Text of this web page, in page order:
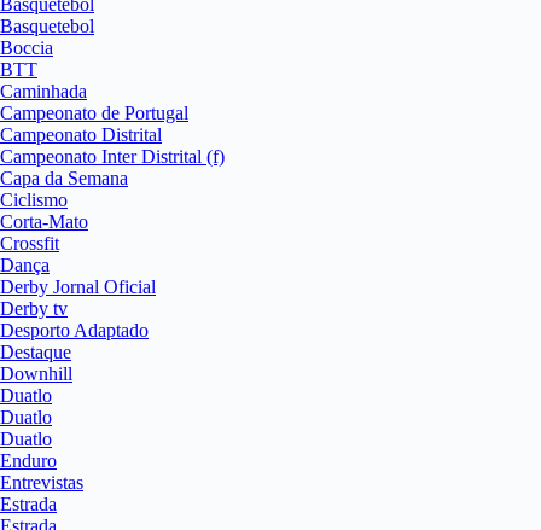
Basquetebol
Basquetebol
Boccia
BTT
Caminhada
Campeonato de Portugal
Campeonato Distrital
Campeonato Inter Distrital (f)
Capa da Semana
Ciclismo
Corta-Mato
Crossfit
Dança
Derby Jornal Oficial
Derby tv
Desporto Adaptado
Destaque
Downhill
Duatlo
Duatlo
Duatlo
Enduro
Entrevistas
Estrada
Estrada